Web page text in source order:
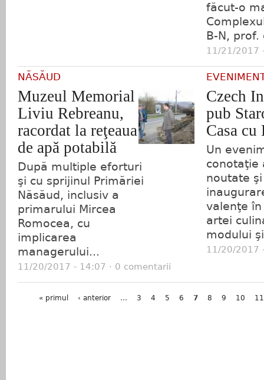
făcut-o
B-N, prof.
11/21/2017
NĂSĂUD
Muzeul Memorial
Liviu Rebreanu,
racordat la reţeaua
de apă potabilă
După multiple eforturi
şi cu sprijinul Primăriei
Năsăud, inclusiv a
primarului Mircea
Romocea, cu
implicarea
managerului...
11/20/2017 - 14:07 · 0 comentarii
Czech
pub
Casa cu
Un
conotaţie
noutate
valenţe
artei
modului
11/20/2017
Pagini
« primul ‹ anterior … 3 4 5 6 7 8 9 10 11